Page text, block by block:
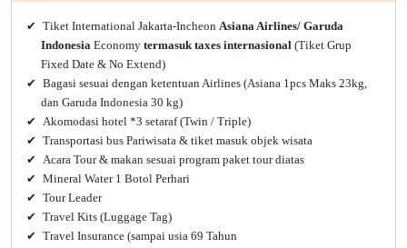
✔ Tiket International Jakarta-Incheon Asiana Airlines/ Garuda
Indonesia Economy termasuk taxes internasional (Tiket Grup
Fixed Date & No Extend)
✔ Bagasi sesuai dengan ketentuan Airlines (Asiana 1pcs Maks 23kg,
dan Garuda Indonesia 30 kg)
✔ Akomodasi hotel *3 setaraf (Twin / Triple)
✔ Transportasi bus Pariwisata & tiket masuk objek wisata
✔ Acara Tour & makan sesuai program paket tour diatas
✔ Mineral Water 1 Botol Perhari
✔ Tour Leader
✔ Travel Kits (Luggage Tag)
✔ Travel Insurance (sampai usia 69 Tahun